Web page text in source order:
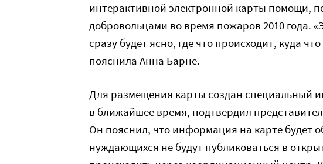
интерактивной электронной карты помощи,
добровольцами во время пожаров 2010 года.
сразу будет ясно, где что происходит, куда
пояснила Анна Барне.
Для размещения карты создан специальный
в ближайшее время, подтвердил
Он пояснил, что информация на карте будет
нуждающихся не будут публиковаться в